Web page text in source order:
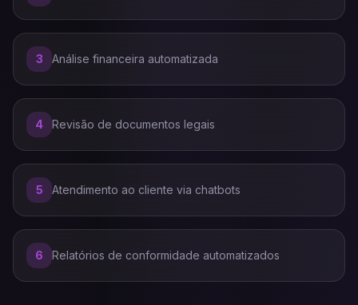
3 Análise financeira automatizada
4 Revisão de documentos legais
5 Atendimento ao cliente via chatbots
6 Relatórios de conformidade automatizados